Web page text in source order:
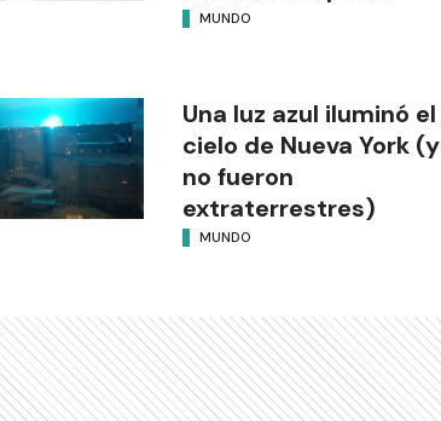
MUNDO
Una luz azul iluminó el
cielo de Nueva York (y
no fueron
extraterrestres)
MUNDO